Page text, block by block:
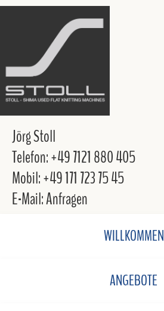
Jörg Stoll
Telefon: +49 7121 880 405
Mobil: +49 171 723 75 45
E-Mail: Anfragen
WILLKOMMEN
ANGEBOTE